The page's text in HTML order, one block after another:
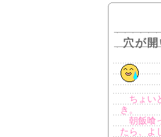
穴が
ちょい
き。
朝飯喰
たら、よ